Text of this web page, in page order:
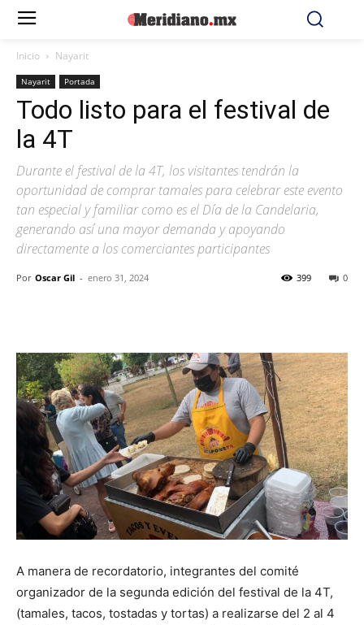
Inicio Nayarit
Nayarit Portada
Todo listo para el festival de
la 4T
Durante el festival de la 4T, los visitantes tendrán la
oportunidad de comprar tamales para celebrar este evento
tan especial y familiar como es el Día de la Candelaria,
generando así una mayor demanda y apoyando
directamente a los comerciantes participantes
Por Oscar Gil - enero 31, 2024 0
399
A manera de recordatorio, integrantes del comité
organizador de la segunda edición del festival de la 4T,
(tamales, tacos, tostadas y tortas) a realizarse del 2 al 4